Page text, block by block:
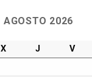
AGOSTO 2026
X J V